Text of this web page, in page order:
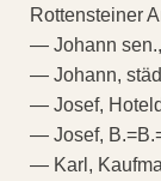
Rottensteiner
— Johann
— Johann,
— Josef,
— Josef,
— Karl,